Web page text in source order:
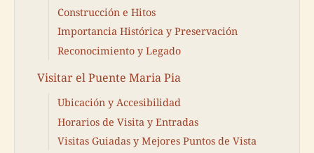
Construcción e Hitos
Importancia Histórica y Preservación
Reconocimiento y Legado
Visitar el Puente Maria Pia
Ubicación y Accesibilidad
Horarios de Visita y Entradas
Visitas Guiadas y Mejores Puntos de Vista